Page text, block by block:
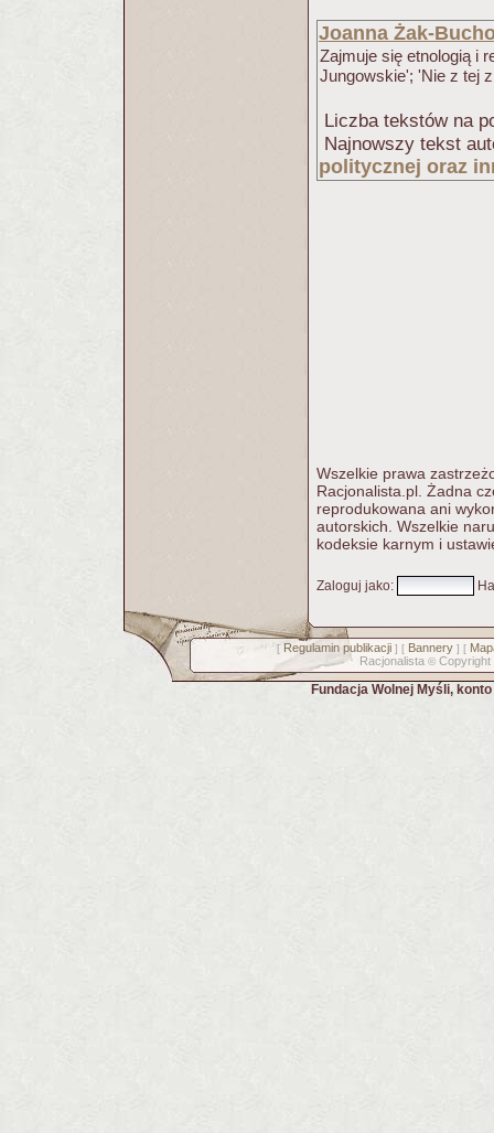
Joanna Żak-
Zajmuje się etnologią i
Jungowskie'; 'Nie z tej
Liczba tekstów na
Najnowszy tekst
politycznej oraz
Wszelkie prawa
Racjonalista.pl. Żadna
reprodukowana ani
autorskich. Wszelkie
kodeksie karnym i
Zaloguj jako:
[ Regulamin publikacji] [ Bannery] [
Racjonalista © Copyright
Fundacja Wolnej Myśli,